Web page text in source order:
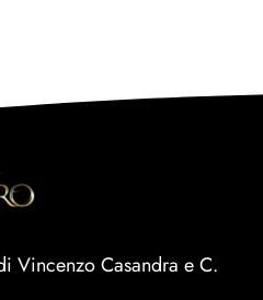
Vincenzo Casandra e C.